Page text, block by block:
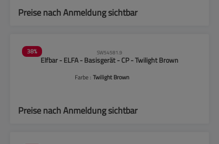
Preise nach Anmeldung sichtbar
38% SW54581.9
Elfbar - ELFA - Basisgerät - CP - Twilight Brown
Farbe :Twilight Brown
Preise nach Anmeldung sichtbar